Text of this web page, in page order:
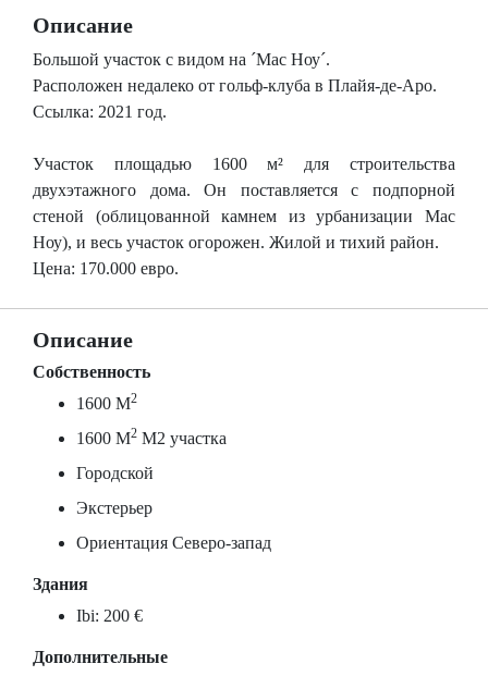
Описание
Большой участок с видом на ´Мас Ноу´.
Расположен недалеко от гольф-клуба в Плайя-де-Аро.
Ссылка: 2021 год.
Участок площадью 1600 м² для строительства
двухэтажного дома. Он поставляется с подпорной
стеной (облицованной камнем из урбанизации Мас
Ноу), и весь участок огорожен. Жилой и тихий район.
Цена: 170.000 евро.
Описание
Собственность
1600 M2
1600 M2 М2 участка
Городской
Экстерьер
Ориентация Северо-запад
Здания
Ibi: 200 €
Дополнительные